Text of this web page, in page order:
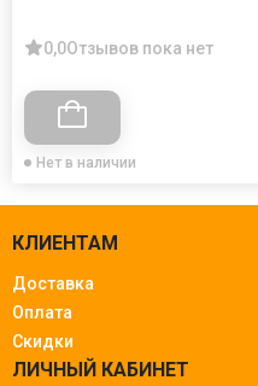
0,0Отзывов пока нет
Нет в наличии
КЛИЕНТАМ
Доставка
Оплата
Скидки
ЛИЧНЫЙ КАБИНЕТ